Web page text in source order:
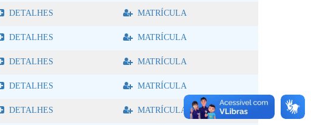
DETALHES MATRÍCULA
DETALHES MATRÍCULA
DETALHES MATRÍCULA
DETALHES MATRÍCULA
DETALHES MATRÍCULA